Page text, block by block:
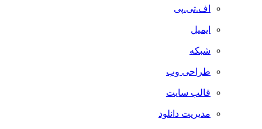
اف.تی.پی
ایمیل
شبکه
طراحی وب
قالب سایت
مدیریت دانلود